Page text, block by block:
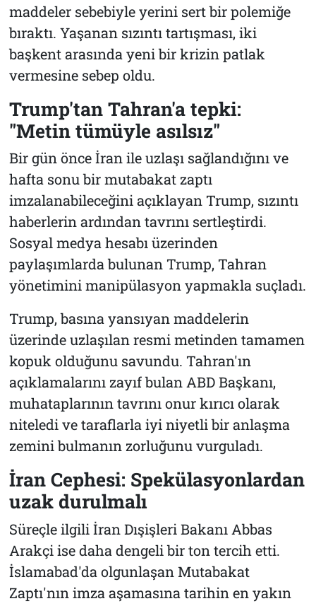
maddeler sebebiyle yerini sert bir polemiğe
bıraktı. Yaşanan sızıntı tartışması, iki
başkent arasında yeni bir krizin patlak
vermesine sebep oldu.
Trump'tan Tahran'a tepki:
"Metin tümüyle asılsız"
Bir gün önce İran ile uzlaşı sağlandığını ve
hafta sonu bir mutabakat zaptı
imzalanabileceğini açıklayan Trump, sızıntı
haberlerin ardından tavrını sertleştirdi.
Sosyal medya hesabı üzerinden
paylaşımlarda bulunan Trump, Tahran
yönetimini manipülasyon yapmakla suçladı.
Trump, basına yansıyan maddelerin
üzerinde uzlaşılan resmi metinden tamamen
kopuk olduğunu savundu. Tahran'ın
açıklamalarını zayıf bulan ABD Başkanı,
muhataplarının tavrını onur kırıcı olarak
niteledi ve taraflarla iyi niyetli bir anlaşma
zemini bulmanın zorluğunu vurguladı.
İran Cephesi: Spekülasyonlardan
uzak durulmalı
Süreçle ilgili İran Dışişleri Bakanı Abbas
Arakçi ise daha dengeli bir ton tercih etti.
İslamabad'da olgunlaşan Mutabakat
Zaptı'nın imza aşamasına tarihin en yakın